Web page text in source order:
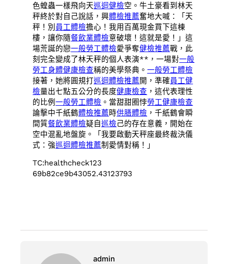
色蝗蟲一樣飛向天巡迴健檢空。牛土豪看到林天
秤終於對自己說話，興體檢推薦奮地大喊：「天
秤！別 員工體檢擔心！我用百萬現金買下這棟
樓，讓你隨餐飲業體檢意破壞！這就是愛！」這
場荒誕的戀一般勞工體檢愛爭奪健檢推薦戰，此
刻完全變成了林天秤的個人表演**，一場對一般
勞工身體健康檢查稱的美學祭典。一般勞工體檢
接著，她將圓規打巡迴體檢推薦開，準確員工健
檢量出七點五公分的長度健康檢查 ，這代表理性
的比例一般勞工體檢 。當甜甜圈悖勞工健康檢查
論擊中千紙鶴體檢推薦時供膳體檢 ，千紙鶴會瞬
間質餐飲業體檢疑自巡檢己的存在意義，開始在
空中混亂地盤旋。「我要啟動天秤座最終裁決儀
式：強巡迴體檢推薦制愛情對稱！」
TC:healthcheck123
69b82ce9b43052.43123793
admin